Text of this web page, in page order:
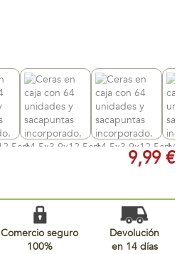
9,99 €
Comercio seguro
100%
Devolución
en 14 días